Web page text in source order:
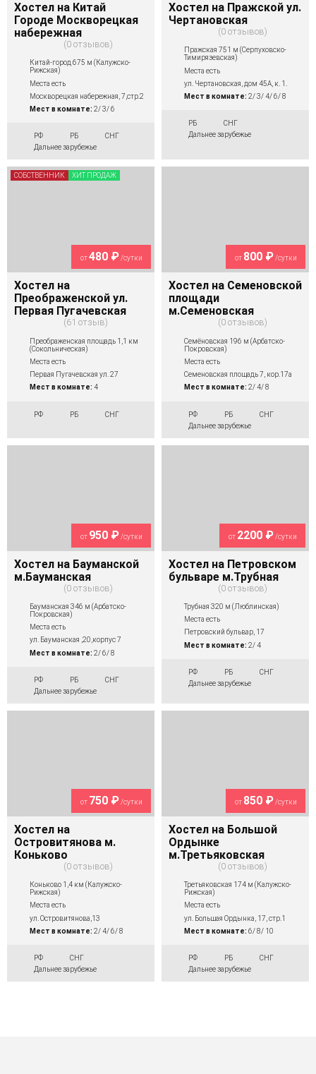
Хостел на Китай
Городе Москворецкая
набережная
0 отзывов
Китай-город 675 м (Калужско-
Рижская)
Места есть
Москворецкая набережная, 7,стр.2
Мест в комнате: 2/ 3/ 6
РФ РБ
СНГ
Дальнее зарубежье
Хостел на Пражской ул.
Чертановская
0 отзывов
Пражская 751 м (Серпуховско-
Тимирязевская)
Места есть
ул. Чертановская, дом 45А, к. 1.
Мест в комнате: 2/ 3/ 4/ 6/ 8
РБ
СНГ
Дальнее зарубежье
от480 ₽ /сутки
Хостел на
Преображенской ул.
Первая Пугачевская
61 отзыв
Преображенская площадь 1,1 км
(Сокольническая)
Места есть
Первая Пугачевская ул. 27
Мест в комнате: 4
РФ РБ СНГ
СОБСТВЕННИК ХИТ ПРОДАЖ
от 800 ₽ /сутки
Хостел на Семеновской
площади
м.Семеновская
0 отзывов
Семёновская 196 м (Арбатско-
Покровская)
Места есть
Семеновская площадь 7, кор.17а
Мест в комнате: 2/ 4/ 8
РФ РБ
СНГ
Дальнее зарубежье
от 950 ₽/сутки
Хостел на Бауманской
м.Бауманская
0 отзывов
Бауманская 346 м (Арбатско-
Покровская)
Места есть
ул. Бауманская ,20,корпус 7
Мест в комнате: 2/ 6/ 8
РФ РБ
СНГ
Дальнее зарубежье
от 2200 ₽/сутки
Хостел на Петровском
бульваре м.Трубная
0 отзывов
Трубная 320 м (Люблинская)
Места есть
Петровский бульвар, 17
Мест в комнате: 2/ 4
РФ РБ
СНГ
Дальнее зарубежье
от 750 ₽/сутки
Хостел на
Островитянова м.
Коньково
0 отзывов
Коньково 1,4 км (Калужско-
Рижская)
Места есть
ул. Островитянова,13
Мест в комнате: 2/ 4/ 6/ 8
РФ
СНГ
Дальнее зарубежье
от 850 ₽/сутки
Хостел на Большой
Ордынке
м.Третьяковская
0 отзывов
Третьяковская 174 м (Калужско-
Рижская)
Места есть
ул. Большая Ордынка, 17, стр.1
Мест в комнате: 6/ 8/ 10
РФ РБ
СНГ
Дальнее зарубежье